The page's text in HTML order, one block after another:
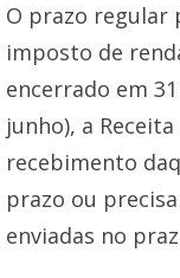
O prazo regular
imposto de
encerrado em
junho), a
recebimento
prazo ou
enviadas no